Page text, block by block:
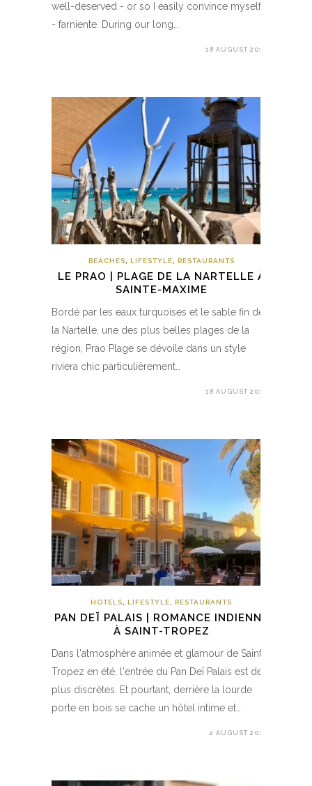
well-deserved - or so I easily convince myself
- farniente. During our long…
18 AUGUST 2018
BEACHES LIFESTYLE RESTAURANTS
LE PRAO | PLAGE DE LA NARTELLE À
SAINTE-MAXIME
Bordé par les eaux turquoises et le sable fin de
la Nartelle, une des plus belles plages de la
région, Prao Plage se dévoile dans un style
riviera chic particulièrement…
18 AUGUST 2018
HOTELS, LIFESTYLE, RESTAURANTS
PAN DEÏ PALAIS | ROMANCE INDIENNE
À SAINT-TROPEZ
Dans l'atmosphère animée et glamour de Saint-
Tropez en été, l'entrée du Pan Deï Palais est des
plus discrètes. Et pourtant, derrière la lourde
porte en bois se cache un hôtel intime et…
2 AUGUST 2018